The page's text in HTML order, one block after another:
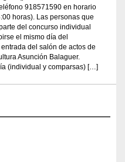
918571590 en horario
horas). Las personas que
del concurso individual
el mismo día del
del salón de actos de
Asunción Balaguer.
(individual y comparsas) […]